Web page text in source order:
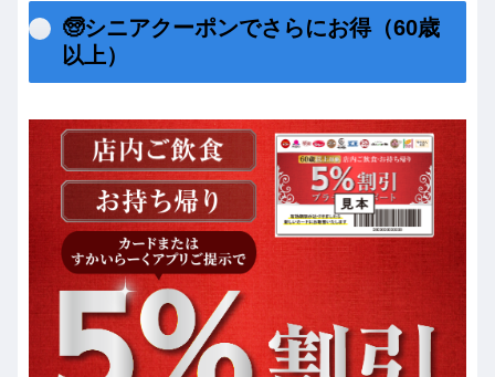
🧓シニアクーポンでさらにお得（60歳
以上）